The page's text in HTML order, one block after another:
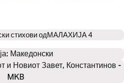
стихови одМАЛАХИЈА 4
Македонски
и Новиот Завет, Константинов -
MKB